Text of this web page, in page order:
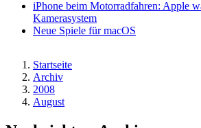
iPhone beim Motorradfahren: Apple
Kamerasystem
Neue Spiele für macOS
Pfadnavigation
Startseite
Archiv
2008
August